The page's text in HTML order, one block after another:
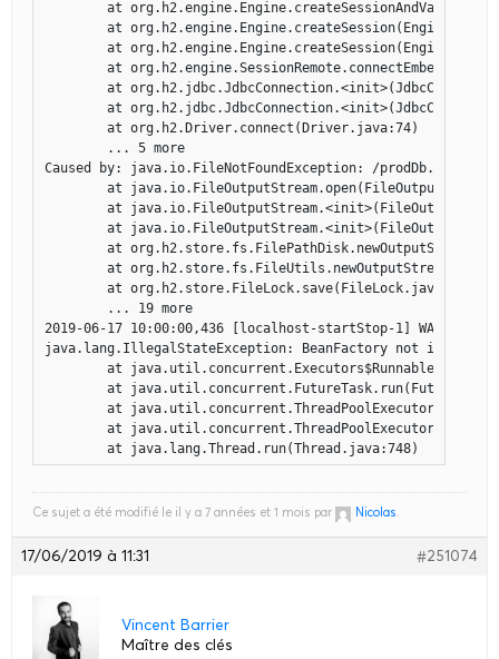
Ce sujet a été modifié le il y a 7 années et 1 mois par Nicolas.
17/06/2019 à 11:31 #251074
Vincent Barrier
Maître des clés